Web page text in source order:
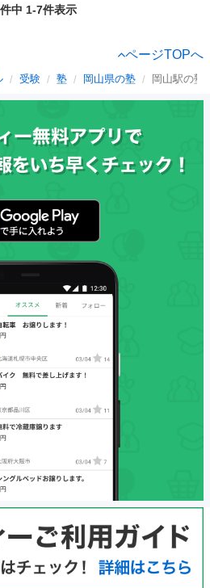
中 1-7件表示
ページTOPへ
受験 塾 岡山県の塾 岡山駅の塾